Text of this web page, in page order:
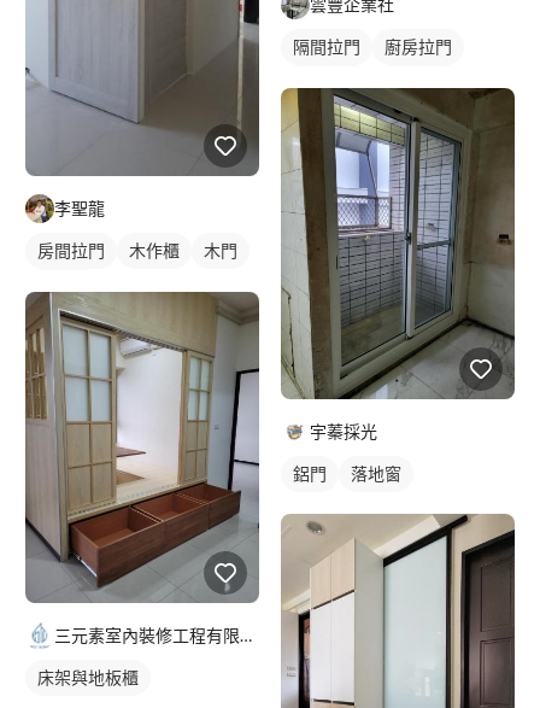
李聖龍
房間拉門 木作櫃
木門
三元素室內裝修工程有限公司
床架與地板櫃
隔間拉門
廚房拉門
玻璃隔間
宇蓁採光
鋁門 落地窗